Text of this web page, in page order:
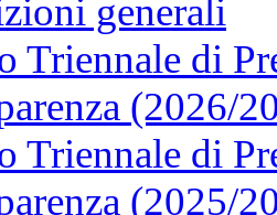
generali
Triennale di
(2026/
Triennale di
(2025/